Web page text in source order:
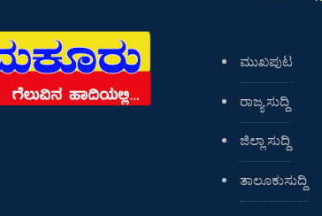
ಮುಖಪುಟ
ರಾಜ್ಯ ಸುದ್ದಿ
ಜಿಲ್ಲಾ ಸುದ್ದಿ
ತಾಲೂಕುಸುದ್ದಿ